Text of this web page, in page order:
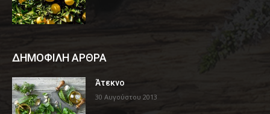
ΔΗΜΟΦΙΛΗ ΑΡΘΡΑ
Άτεκνο
30 Αυγούστου 2013